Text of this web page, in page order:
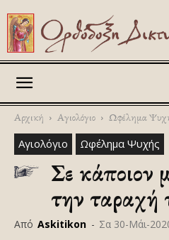
Αρχική Αγιολόγιο Ωφέλημα
Αγιολόγιο Ωφέλημα Ψυχής
Σε κάποιον
την ταραχή
Από Askitikon - Σα 30-Μάι-